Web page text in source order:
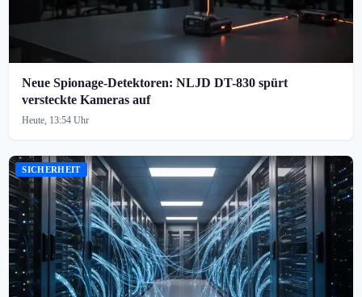
Neue Spionage-Detektoren: NLJD DT-830 spürt
versteckte Kameras auf
Heute, 13:54 Uhr
SICHERHEIT